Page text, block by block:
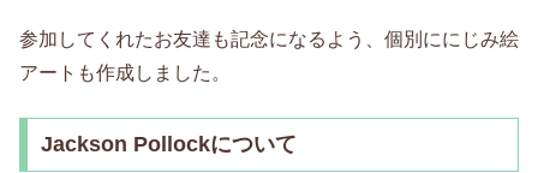
参加してくれたお友達も記念になるよう、個別ににじみ絵
アートも作成しました。
Jackson Pollockについて